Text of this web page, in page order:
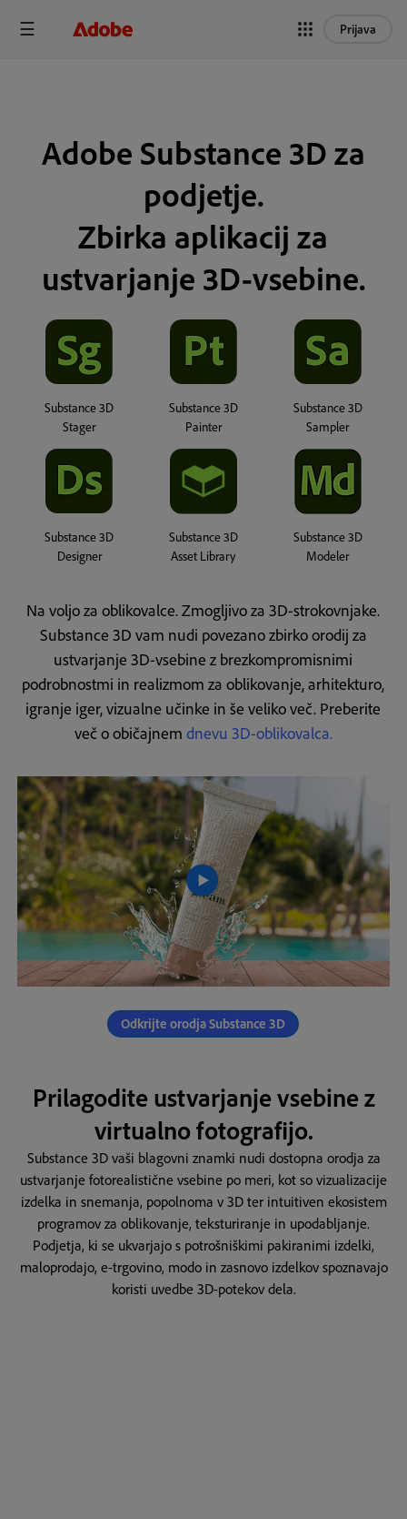
Prijava
Adobe Substance 3D za
podjetje.
Zbirka aplikacij za
ustvarjanje 3D-vsebine.
Substance 3D
Stager
Substance 3D
Painter
Substance 3D
Sampler
Substance 3D
Designer
Substance 3D
Asset Library
Substance 3D
Modeler
Na voljo za oblikovalce. Zmogljivo za 3D-strokovnjake.
Substance 3D vam nudi povezano zbirko orodij za
ustvarjanje 3D-vsebine z brezkompromisnimi
podrobnostmi in realizmom za oblikovanje, arhitekturo,
igranje iger, vizualne učinke in še veliko več. Preberite
več o običajnem dnevu 3D-oblikovalca.
Odkrijte orodja Substance 3D
Prilagodite ustvarjanje vsebine z
virtualno fotografijo.
Substance 3D vaši blagovni znamki nudi dostopna orodja za
ustvarjanje fotorealistične vsebine po meri, kot so vizualizacije
izdelka in snemanja, popolnoma v 3D ter intuitiven ekosistem
programov za oblikovanje, teksturiranje in upodabljanje.
Podjetja, ki se ukvarjajo s potrošniškimi pakiranimi izdelki,
maloprodajo, e-trgovino, modo in zasnovo izdelkov spoznavajo
koristi uvedbe 3D-potekov dela.